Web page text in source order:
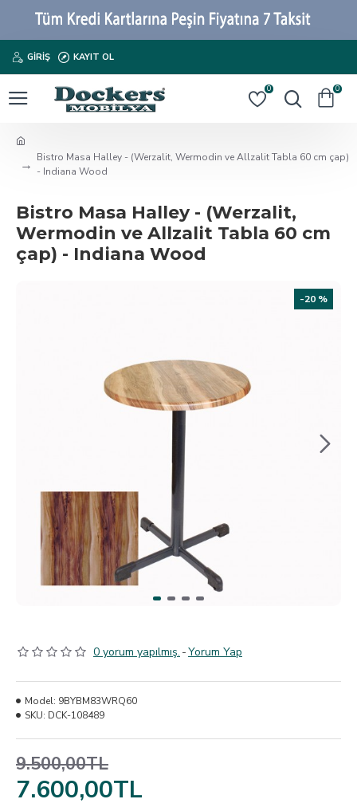
GIRIŞ KAYIT OL
0 0
Bistro Masa Halley - (Werzalit, Wermodin ve Allzalit Tabla 60 cm çap)
- Indiana Wood
Bistro Masa Halley - (Werzalit,
Wermodin ve Allzalit Tabla 60 cm
çap) - Indiana Wood
-20 %
0 yorum yapılmış. -Yorum Yap
7.600,00TL
9.500,00TL
Model: 9BYBM83WRQ60
SKU: DCK-108489